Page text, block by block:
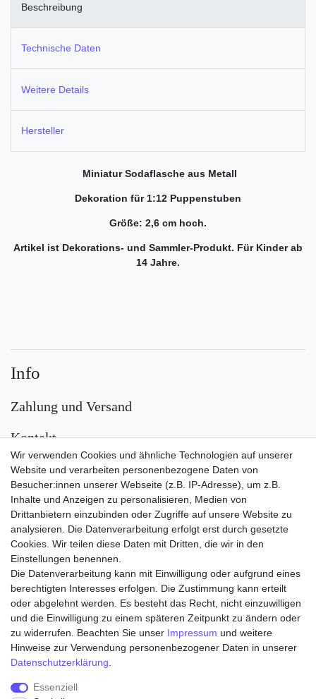
Beschreibung
Technische Daten
Weitere Details
Hersteller
Miniatur Sodaflasche aus Metall
Dekoration für 1:12 Puppenstuben
Größe: 2,6 cm hoch.
Artikel ist Dekorations- und Sammler-Produkt. Für Kinder ab
14 Jahre.
Wir verwenden Cookies und ähnliche Technologien auf unserer
Website und verarbeiten personenbezogene Daten von
Besucher:innen unserer Webseite (z.B. IP-Adresse), um z.B.
Inhalte und Anzeigen zu personalisieren, Medien von
Drittanbietern einzubinden oder Zugriffe auf unsere Website zu
analysieren. Die Datenverarbeitung erfolgt erst durch gesetzte
Cookies. Wir teilen diese Daten mit Dritten, die wir in den
Einstellungen benennen.
Die Datenverarbeitung kann mit Einwilligung oder aufgrund eines
berechtigten Interesses erfolgen. Die Zustimmung kann erteilt
oder abgelehnt werden. Es besteht das Recht, nicht einzuwilligen
und die Einwilligung zu einem späteren Zeitpunkt zu ändern oder
zu widerrufen. Beachten Sie unser Impressum und weitere
Hinweise zur Verwendung personenbezogener Daten in unserer
Daten­schutz­erklärung
Essenziell
Info
Zahlung und Versand
Kontakt
Versand
Zahlungsarten